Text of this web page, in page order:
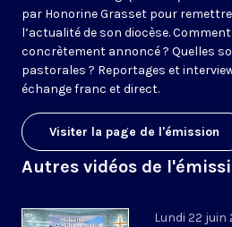
par Honorine Grasset pour
l’actualité de son diocèse.
concrètement annoncé ? Quelles
pastorales ? Reportages et
échange franc et direct.
Visiter la page de l'émission
Autres vidéos de
Lundi 22 juin